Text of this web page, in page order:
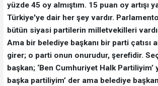
yüzde 45 oy almıştım. 15 puan oy artışı
Türkiye'ye dair her şey vardır.
bütün siyasi partilerin milletvekilleri
Ama bir belediye başkanı bir parti çatısı
girer; o parti onun onurudur, şerefidir.
başkan; ‘Ben Cumhuriyet Halk Partiliyim’
başka partiliyim’ der ama belediye